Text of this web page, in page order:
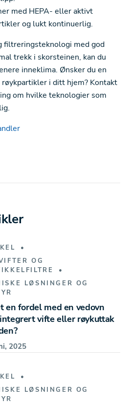
med HEPA- eller aktivt
og lukt kontinuerlig.
filtreringsteknologi med god
trekk i skorsteinen, kan du
inneklima. Ønsker du en
i ditt hjem? Kontakt
om hvilke teknologier som
OG
LØSNINGER OG
en fordel med en vedovn
vifte eller røykuttak
2025
LØSNINGER OG